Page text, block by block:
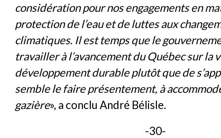
considération pour nos engagements en
protection de l’eau et de luttes aux
climatiques. Il est temps que le
travailler à l’avancement du Québec sur la
développement durable plutôt que de
semble le faire présentement, à
gazière», a conclu André Bélisle.
-30-